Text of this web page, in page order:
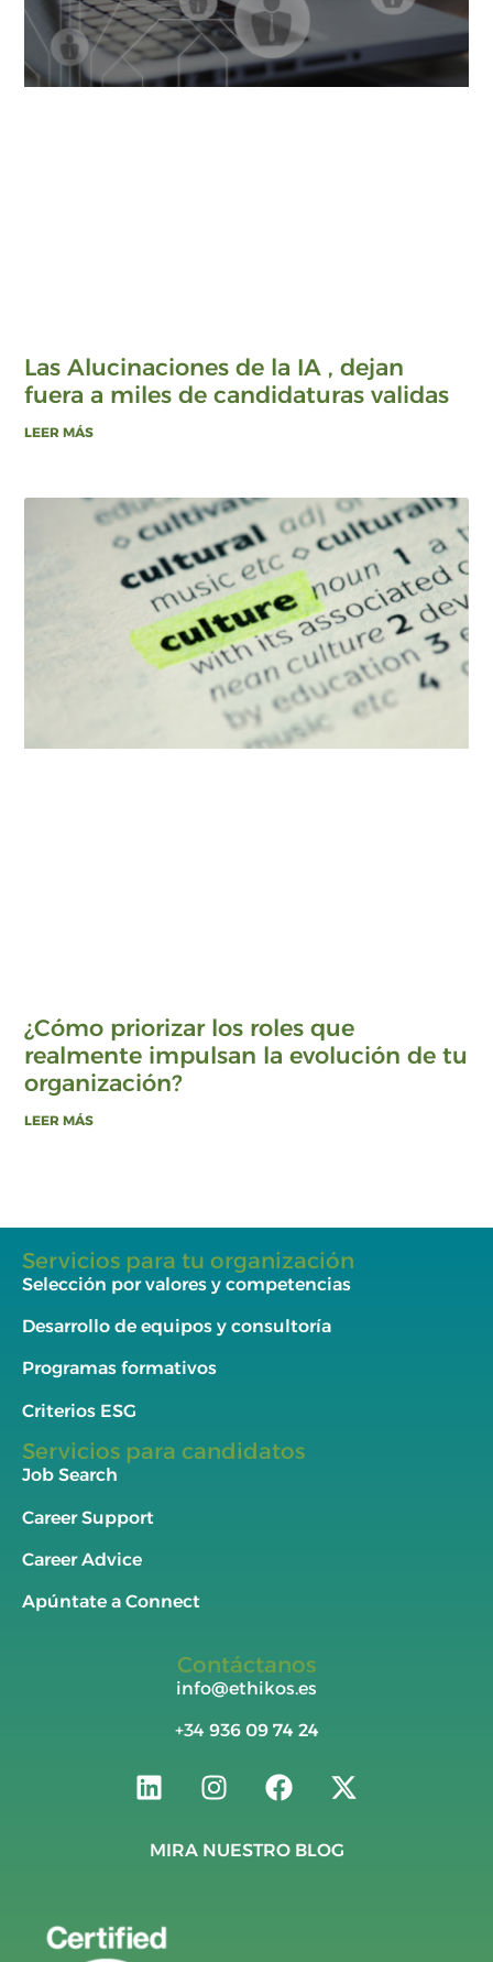
Las Alucinaciones de la IA , dejan
fuera a miles de candidaturas validas
LEER MÁS
¿Cómo priorizar los roles que
realmente impulsan la evolución de tu
organización?
LEER MÁS
Servicios para tu organización
Selección por valores y competencias
Desarrollo de equipos y consultoría
Programas formativos
Criterios ESG
Servicios para candidatos
Job Search
Career Support
Career Advice
Apúntate a Connect
Contáctanos
info@ethikos.es
+34 936 09 74 24
MIRA NUESTRO BLOG